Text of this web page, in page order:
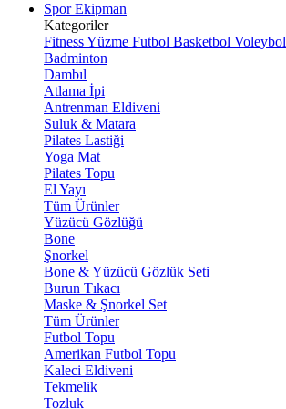
Spor Ekipman
Kategoriler
FitnessYüzme Futbol Basketbol Voleybol
Badminton
Dambıl
Atlama İpi
Antrenman Eldiveni
Suluk & Matara
Pilates Lastiği
Yoga Mat
Pilates Topu
El Yayı
Tüm Ürünler
Yüzücü Gözlüğü
Bone
Şnorkel
Bone & Yüzücü Gözlük Seti
Burun Tıkacı
Maske & Şnorkel Set
Tüm Ürünler
Futbol Topu
Amerikan Futbol Topu
Kaleci Eldiveni
Tekmelik
Tozluk